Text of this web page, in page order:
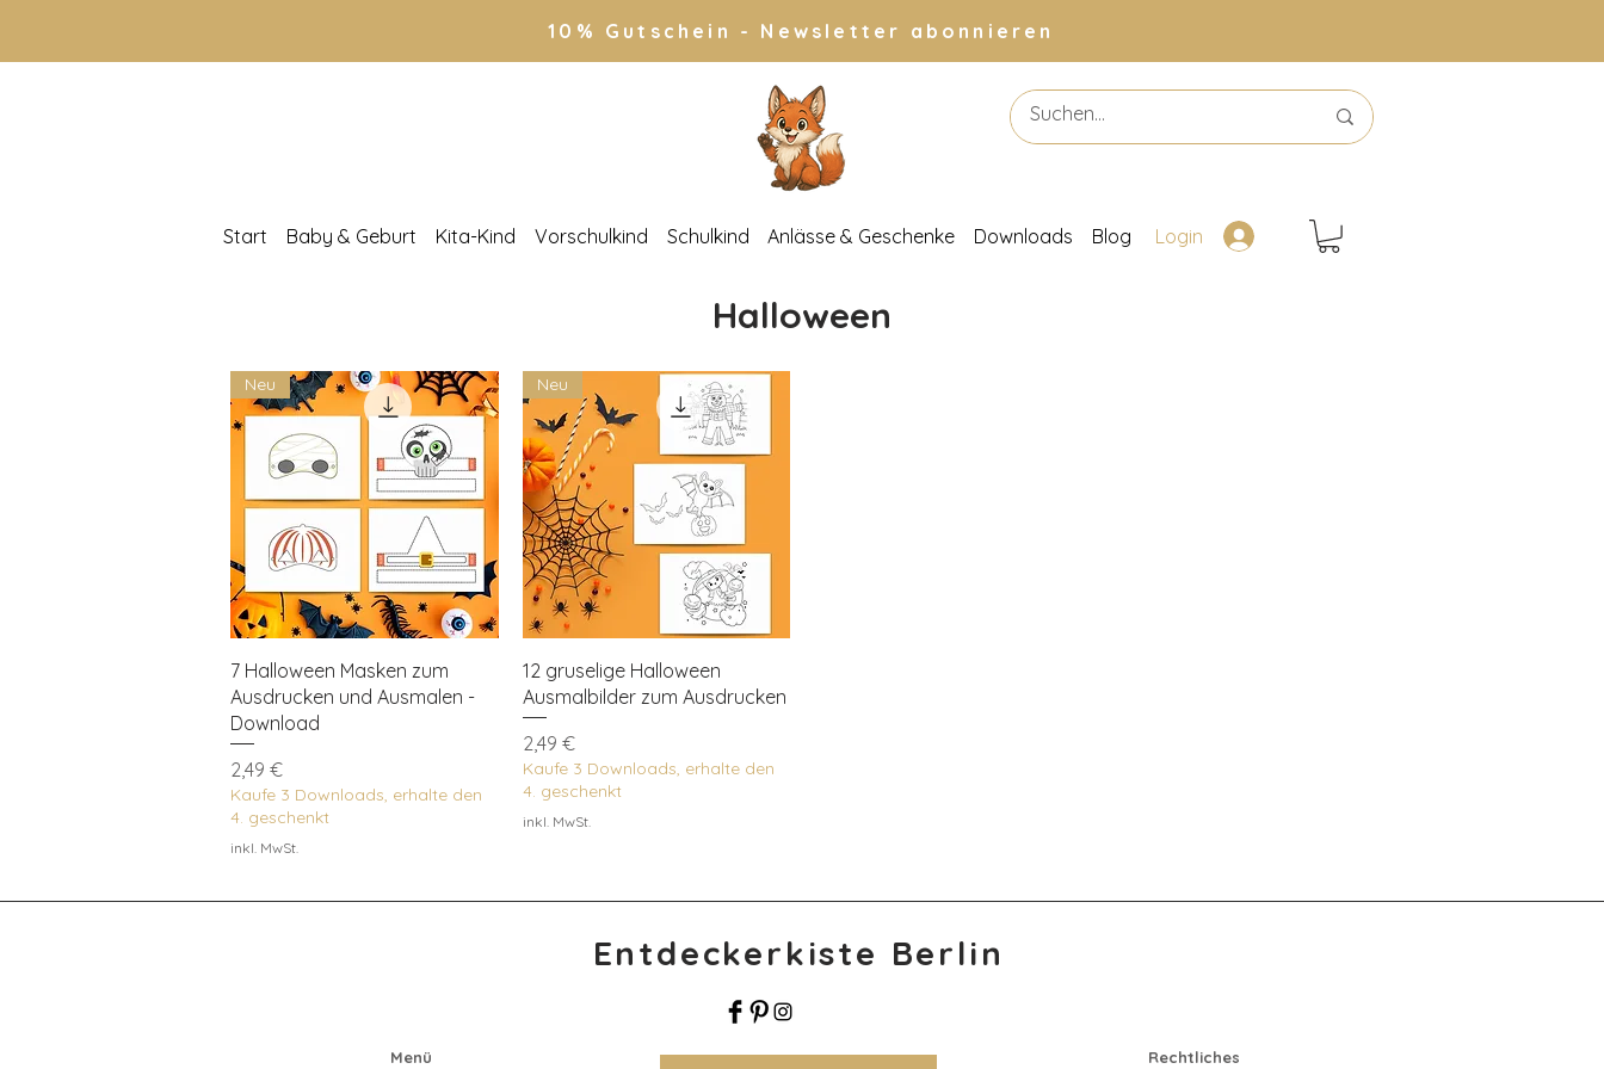
10% Gutschein - Newsletter abonnieren
Start Baby & Geburt Kita-Kind Vorschulkind Schulkind Anlässe & Geschenke Downloads Blog Login
Halloween
Schnellansicht
Neu
7 Halloween Masken zum
Ausdrucken und Ausmalen -
Download
Preis
2,49 €
Kaufe 3 Downloads, erhalte den
4. geschenkt
inkl. MwSt.
Schnellansicht
Neu
12 gruselige Halloween
Ausmalbilder zum Ausdrucken
Preis
2,49 €
Kaufe 3 Downloads, erhalte den
4. geschenkt
inkl. MwSt.
Entdeckerkiste Berlin
Menü Rechtliches